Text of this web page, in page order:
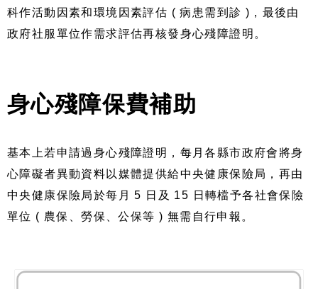
科作活動因素和環境因素評估 ( 病患需到診 )，最後由
政府社服單位作需求評估再核發身心殘障證明。
身心殘障保費補助
基本上若申請過身心殘障證明，每月各縣市政府會將身
心障礙者異動資料以媒體提供給中央健康保險局，再由
中央健康保險局於每月 5 日及 15 日轉檔予各社會保險
單位 ( 農保、勞保、公保等 ) 無需自行申報。